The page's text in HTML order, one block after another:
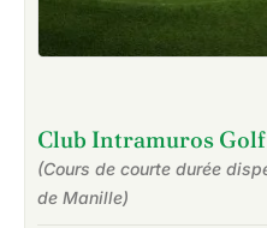
Club Intramuros
(Cours de courte durée
de Manille)